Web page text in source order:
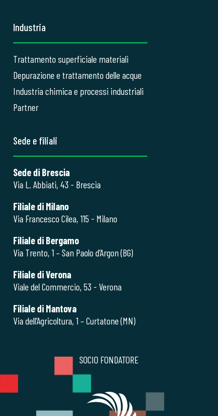
Industria
Trattamento superficiale materiali
Depurazione e trattamento delle acque
Industria chimica e processi industriali
Partner
Sede e filiali
Sede di Brescia
Via L. Abbiati, 43 - Brescia
Filiale di Milano
Via Francesco Cilea, 115 - Milano
Filiale di Bergamo
Via Trento, 1 – San Paolo d’Argon (BG)
Filiale di Verona
Viale del Commercio, 53 - Verona
Filiale di Mantova
Via dell’Agricoltura, 1 – Curtatone (MN)
SOCIO FONDATORE